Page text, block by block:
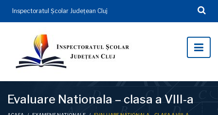
Inspectoratul Şcolar Județean Cluj
Evaluare Nationala – clasa a VIII-a